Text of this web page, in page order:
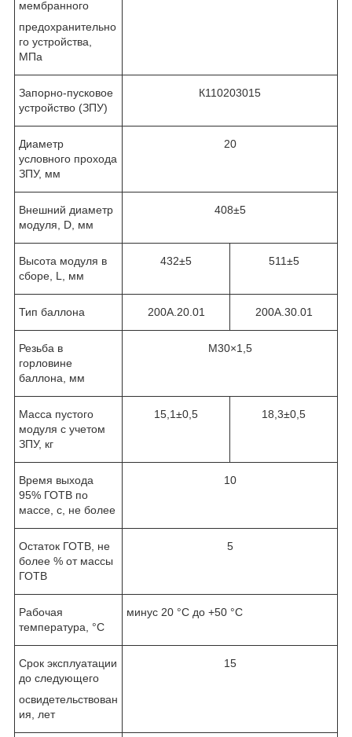
мембранного
предохранительно
го устройства,
МПа
Запорно-пусковое
устройство (ЗПУ)
К110203015
Диаметр
условного прохода
ЗПУ, мм
20
Внешний диаметр
модуля, D, мм
408±5
Высота модуля в
сборе, L, мм
432±5 511±5
Тип баллона 200А.20.01 200А.30.01
Резьба в
горловине
баллона, мм
М30×1,5
Масса пустого
модуля с учетом
ЗПУ, кг
15,1±0,5 18,3±0,5
Время выхода
95% ГОТВ по
массе, с, не более
10
Остаток ГОТВ, не
более % от массы
ГОТВ
5
Рабочая
температура, °С
минус 20 °С до +50 °С
Срок эксплуатации
до следующего
освидетельствован
ия, лет
15